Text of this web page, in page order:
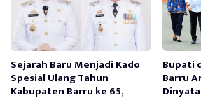
Sejarah Baru Menjadi Kado
Spesial Ulang Tahun
Kabupaten Barru ke 65,
Bupati
Barru